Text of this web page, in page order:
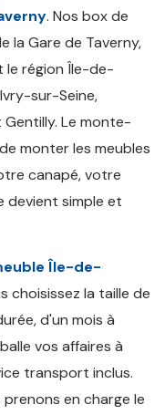
. Nos box de
la Gare de Taverny,
le région Île-de-
sur-Seine,
Le monte-
monter les meubles
canapé, votre
devient simple et
Île-de-
choisissez la taille de
d'un mois à
vos affaires à
transport inclus.
prenons en charge le